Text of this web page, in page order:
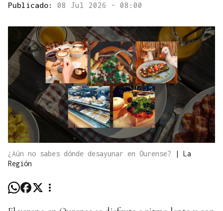
Publicado: 08 Jul 2026 - 08:00
¿Aún no sabes dónde desayunar en Ourense? | La
Región